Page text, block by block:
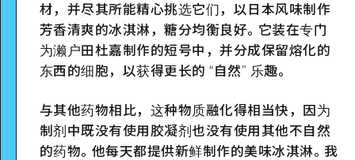
材，并尽其所能精心挑选它们，以日本风味制作
芳香清爽的冰淇淋，糖分均衡良好。它装在专门
为濑户田杜嘉制作的短号中，并分成保留熔化的
东西的细胞，以获得更长的 “自然” 乐趣。
与其他药物相比，这种物质融化得相当快，因为
制剂中既没有使用胶凝剂也没有使用其他不自然
的药物。他每天都提供新鲜制作的美味冰淇淋。我